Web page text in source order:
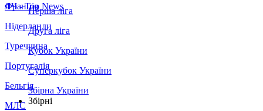
Франція
Нідерланди
Туреччина
Португалія
Бельгія
МЛС
ЛЧ - Top News
Перша ліга
Друга ліга
Кубок України
Суперкубок України
Збірна України
Збірні